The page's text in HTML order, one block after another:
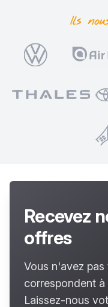
Ils
Recevez
offres
Vous n'avez
correspondent
Laissez-nous